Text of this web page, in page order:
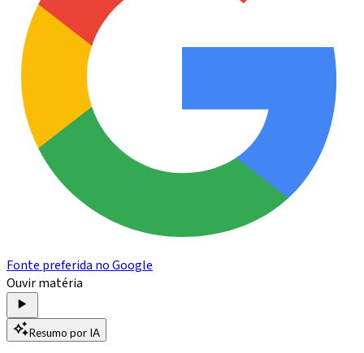
Fonte preferida no Google
Ouvir matéria
Resumo por IA